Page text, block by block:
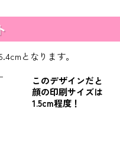
となります。
このデザインだと
顔の印刷サイズは
1.5cm程度！